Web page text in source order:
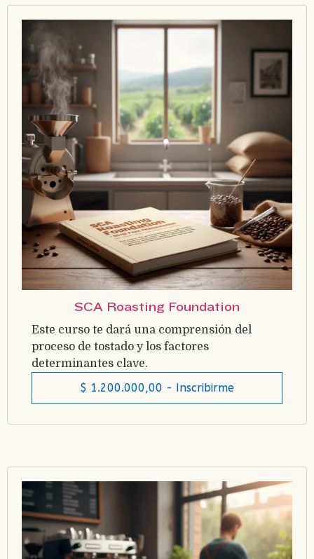
SCA Roasting Foundation
Este curso te dará una comprensión del
proceso de tostado y los factores
determinantes clave.
$ 1.200.000,00 - Inscribirme